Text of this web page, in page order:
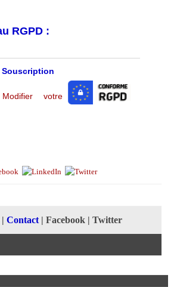
RGPD :
Souscription
votre
Contact| Facebook| Twitter